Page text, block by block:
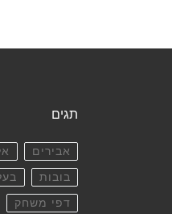
תגים
אבירים
בובות
דפי משחק